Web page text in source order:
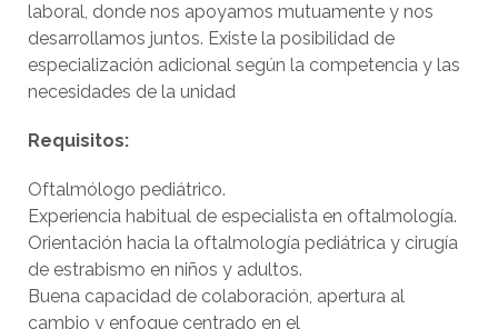
laboral, donde nos apoyamos mutuamente y nos
desarrollamos juntos. Existe la posibilidad de
especialización adicional según la competencia y las
necesidades de la unidad
Requisitos:
Oftalmólogo pediátrico.
Experiencia habitual de especialista en oftalmología.
Orientación hacia la oftalmología pediátrica y cirugía
de estrabismo en niños y adultos.
Buena capacidad de colaboración, apertura al
cambio y enfoque centrado en el